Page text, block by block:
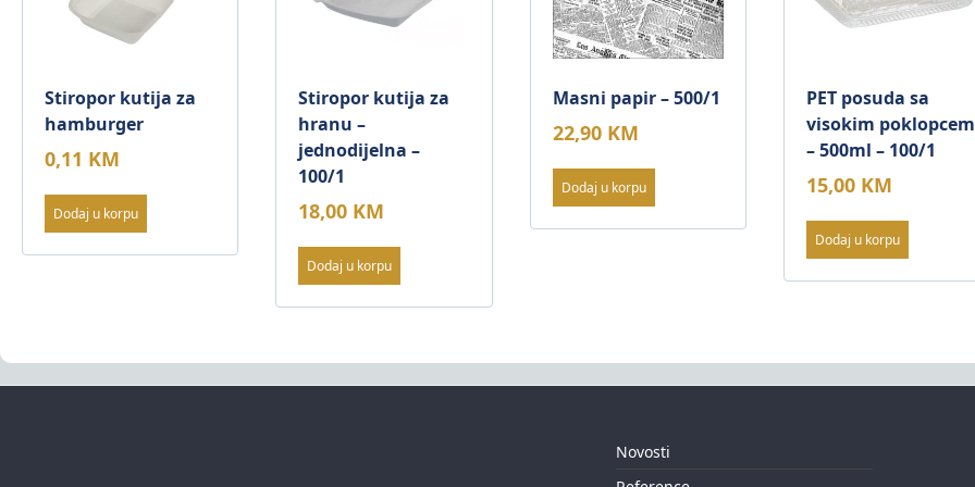
Stiropor kutija za
hamburger
0,11 KM
Dodaj u korpu
Stiropor kutija za
hranu –
jednodijelna –
100/1
18,00 KM
Dodaj u korpu
Masni papir – 500/1
22,90 KM
Dodaj u korpu
PET posuda sa
visokim poklopcem
– 500ml – 100/1
15,00 KM
Dodaj u korpu
Novosti